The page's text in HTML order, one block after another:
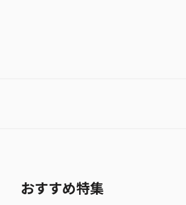
おすすめ特集